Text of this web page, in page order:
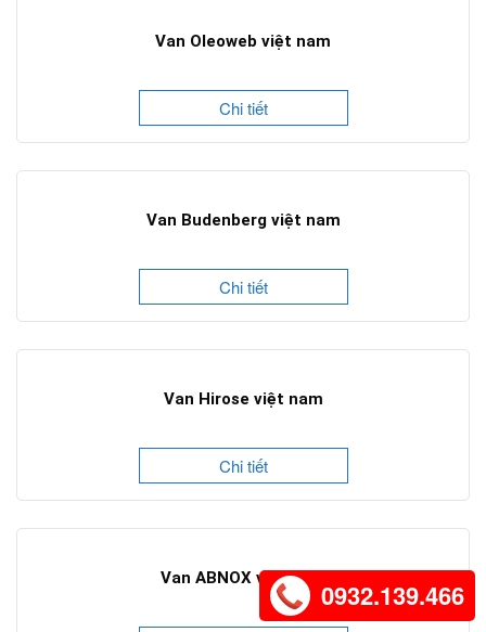
Van Oleoweb việt nam
Chi tiết
Van Budenberg việt nam
Chi tiết
Van Hirose việt nam
Chi tiết
Van ABNOX việt nam 0932.139.466